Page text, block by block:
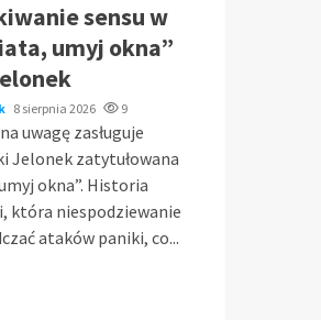
sensu w
umyj okna”
8 sierpnia 2026 9
uwagę zasługuje
Jelonek zatytułowana
okna”. Historia
która niespodziewanie
ataków paniki, co...